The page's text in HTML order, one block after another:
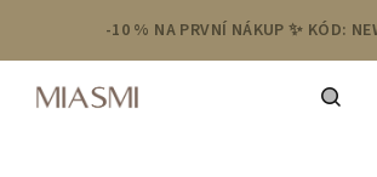
obsah
-10 % NA PRVNÍ NÁKUP ✨ KÓD: